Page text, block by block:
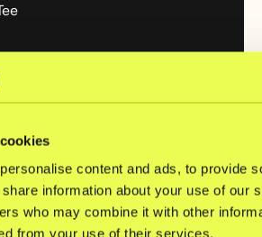
content and ads, to provide
information about your use of our
who may combine it with other
from your use of their services.
Tuotteet